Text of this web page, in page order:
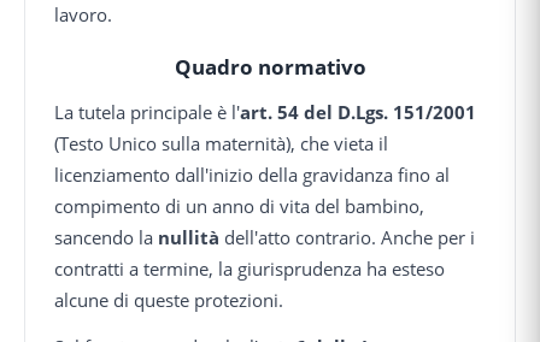
lavoro.
Quadro normativo
La tutela principale è l'art. 54 del D.Lgs. 151/2001
(Testo Unico sulla maternità), che vieta il
licenziamento dall'inizio della gravidanza fino al
compimento di un anno di vita del bambino,
sancendo la nullità dell'atto contrario. Anche per i
contratti a termine, la giurisprudenza ha esteso
alcune di queste protezioni.